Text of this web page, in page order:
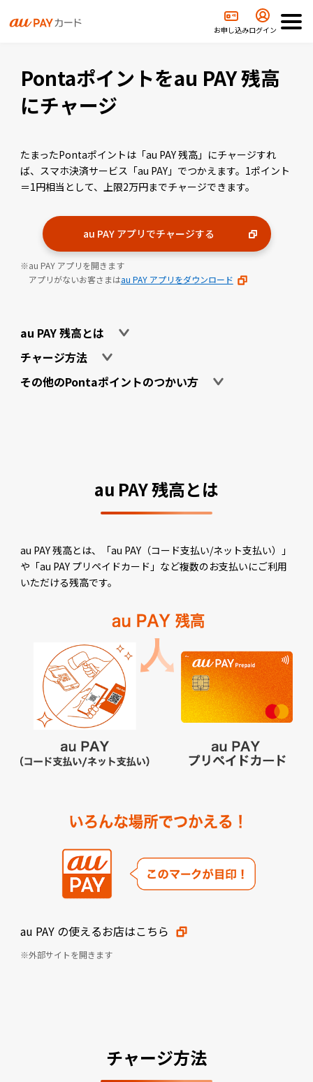
お申し込みログイン
ポイントをつかう Pontaポイントをau PAY 残高にチャージ
Pontaポイントをau PAY 残高
にチャージ
たまったPontaポイントは「au PAY 残高」にチャージすれ
ば、スマホ決済サービス「au PAY」でつかえます。1ポイント
＝1円相当として、上限2万円までチャージできます。
au PAY アプリでチャージする
au PAY アプリを開きます
アプリがないお客さまはau PAY アプリをダウンロード
au PAY 残高とは
チャージ方法
その他のPontaポイントのつかい方
au PAY 残高とは
au PAY 残高とは、「au PAY（コード支払い/ネット支払い）」
や「au PAY プリペイドカード」など複数のお支払いにご利用
いただける残高です。
au PAY の使えるお店はこちら
外部サイトを開きます
チャージ方法